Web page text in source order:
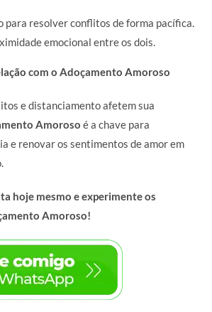
para resolver conflitos de forma pacífica.
emocional entre os dois.
com o Adoçamento Amoroso
e distanciamento afetem sua
Amoroso é a chave para
e renovar os sentimentos de amor em
hoje mesmo e experimente os
Amoroso!